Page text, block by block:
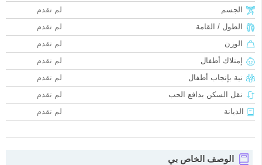
الجسم
لم تقدم
الطول / القامة
لم تقدم
الوزن
لم تقدم
إمتلاك أطفال
لم تقدم
نية بإنجاب أطفال
لم تقدم
نقل السكن بدافع الحب
لم تقدم
الديانة
لم تقدم
الوصف الخاص بي